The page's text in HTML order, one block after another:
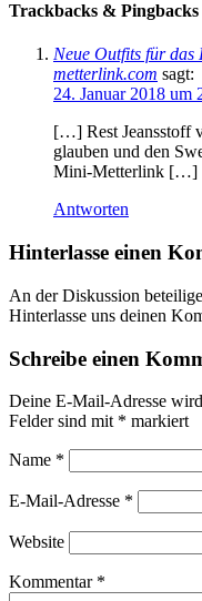
Trackbacks & Pingbacks
Neue Outfits für das
metterlink.com sagt:
24. Januar 2018 um
[…] Rest Jeansstoff
glauben und den
Mini-Metterlink […]
Antworten
Hinterlasse einen
An der Diskussion
Hinterlasse uns deinen
Schreibe einen
Deine E-Mail-Adresse
Felder sind mit * markiert
Name *
E-Mail-Adresse *
Website
Kommentar *